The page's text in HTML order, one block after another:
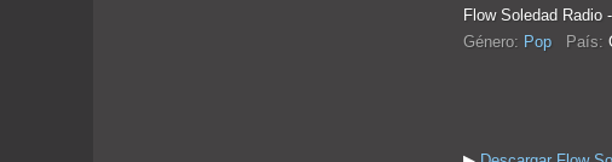
Flow Soledad Radio
Género: Pop País: